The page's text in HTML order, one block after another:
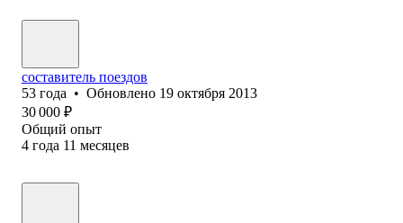
составитель поездов
53 года • Обновлено 19 октября 2013
30 000 ₽
Общий опыт
4 года 11 месяцев